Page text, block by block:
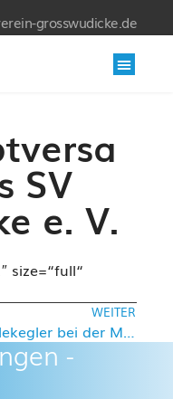
grosswudicke.de
SV
e. V.
size=“full“
WEITER
Bohlekegler bei der Mannschaftsmeisterschaft 18/19
-